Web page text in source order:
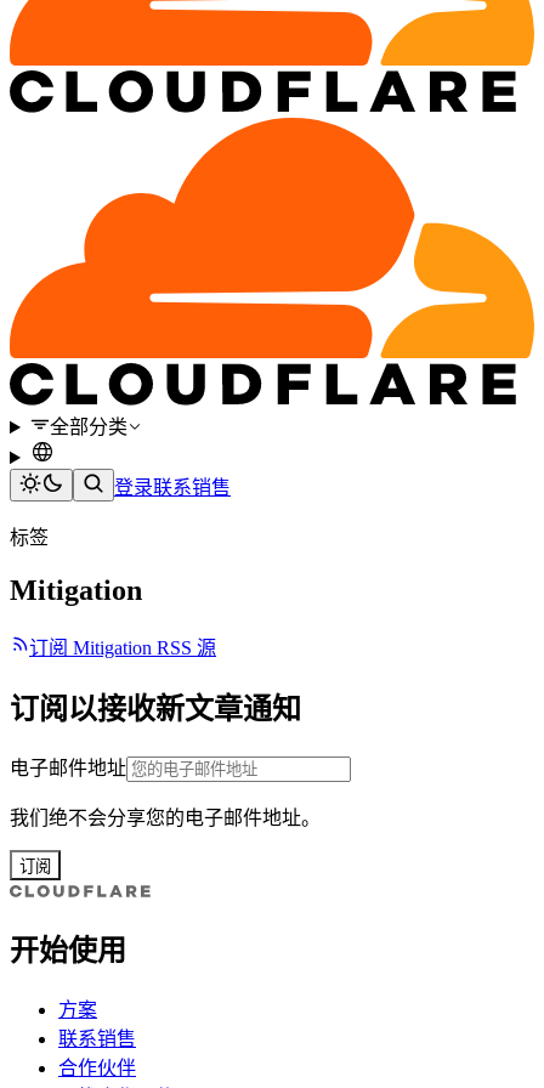
全部分类
登录联系销售
标签
Mitigation
订阅 Mitigation RSS 源
订阅以接收新文章通知
电子邮件地址
我们绝不会分享您的电子邮件地址。
订阅
开始使用
方案
联系销售
合作伙伴